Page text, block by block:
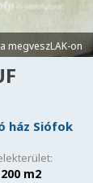
megveszLAK-on
ház Siófok
200 m2